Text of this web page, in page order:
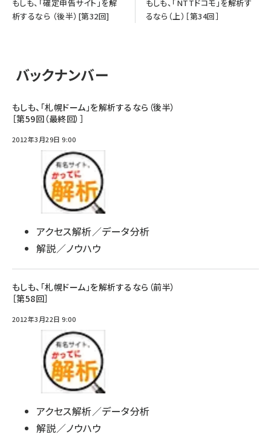
もしも、「確定申告サイト」を解
析するなら （後半）[第32回]
もしも、「NTTドコモ」を解析す
るなら（上）［第34回］
バックナンバー
もしも、「札幌ドーム」を解析するなら（後半）
［第59回（最終回）］
2012年3月29日 9:00
アクセス解析／データ分析
解説／ノウハウ
もしも、「札幌ドーム」を解析するなら（前半）
［第58回］
2012年3月22日 9:00
アクセス解析／データ分析
解説／ノウハウ